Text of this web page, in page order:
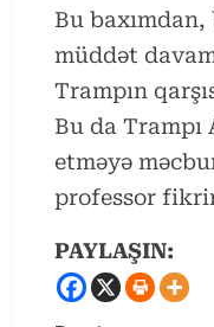
Bu
müddət
Trampın
Bu da Trampı
etməyə
professor
PAYLAŞIN: